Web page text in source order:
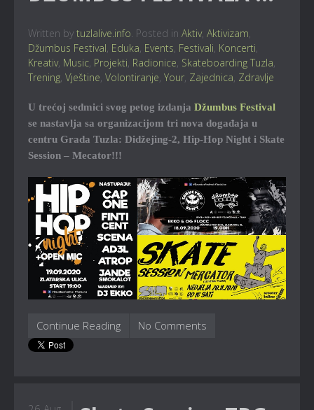
Written by tuzlalive.info. Posted in Aktiv, Aktivizam,
Džumbus Festival, Eduka, Events, Festivali, Koncerti,
Kreativ, Music, Projekti, Radionice, Skateboarding Tuzla,
Trening, Vještine, Volontiranje, Your, Zajednica, Zdravlje
U trećoj sedmici svog petog izdanja Džumbus Festival
se nastavlja sa organizacijom tri nova događaja u
centru Grada Tuzla: Didžejing-2, Hip-Hop Night i Skate
Session – Mecator!!!
Continue Reading No Comments